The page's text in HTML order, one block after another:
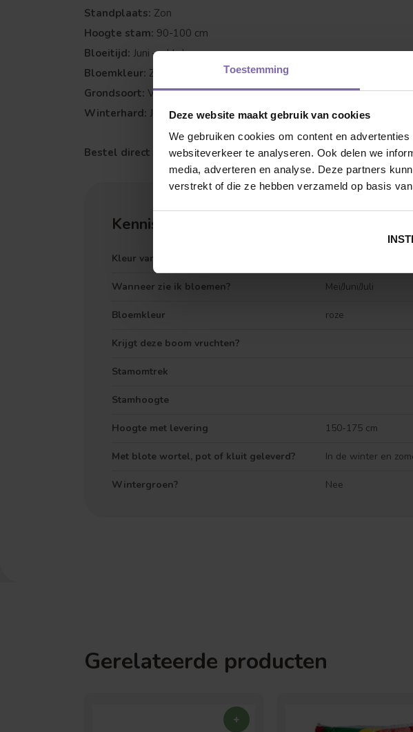
Toestemming
Deze website maakt gebruik van cookies
We gebruiken cookies om content en
websiteverkeer te analyseren. Ook delen we
media, adverteren en analyse. Deze partners
verstrekt of die ze hebben verzameld op basis
Standplaats: Zon
Hoogte stam: 90-100 cm
Bloeitijd: Juni – oktober
Bloemkleur: Zachtroze
Grondsoort: Voedzaam, goed doorlatend
Winterhard: Ja
Bestel direct online bij Bomenkopen.nl en geniet jarenlang van
Kennisbank
Kleur van het blad
Wanneer zie ik bloemen? Mei/Juni/Juli
Bloemkleur roze
Krijgt deze boom vruchten?
Stamomtrek
Stamhoogte
Hoogte met levering 150-175 cm
Met blote wortel, pot of kluit geleverd? In de winter en
Wintergroen? Nee
Gerelateerde producten
Leivorm Dakvorm